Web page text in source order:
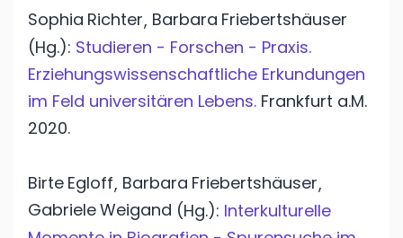
Sophia Richter, Barbara Friebertshäuser
(Hg.): Studieren - Forschen - Praxis.
Erziehungswissenschaftliche Erkundungen
im Feld universitären Lebens. Frankfurt a.M.
2020.
Birte Egloff, Barbara Friebertshäuser,
GabrieleWeigand (Hg.): Interkulturelle